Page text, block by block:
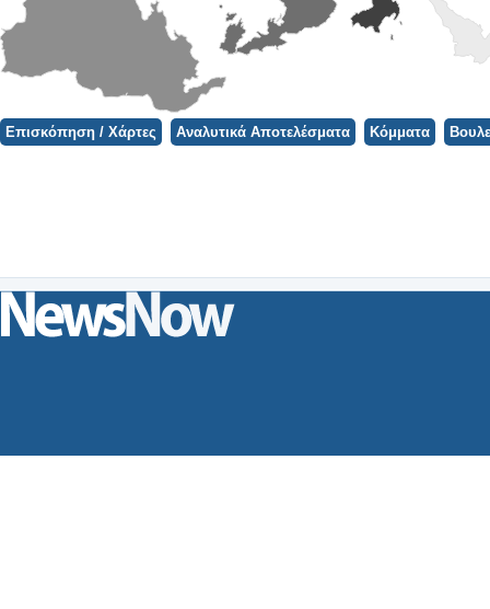
Φορτώνει ο Χάρτης...
Επισκόπηση / Χάρτες Αναλυτικά Αποτελέσματα Κόμματα